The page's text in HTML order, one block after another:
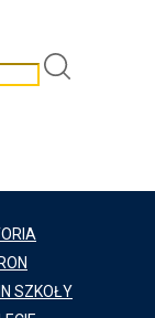
SZKOŁY